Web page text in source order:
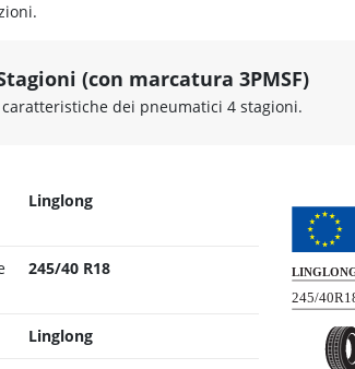
(con marcatura 3PMSF)
dei pneumatici 4 stagioni.
Linglong
245/40 R18
Linglong